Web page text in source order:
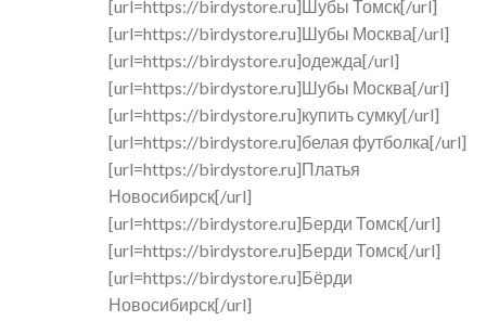
[url=https://birdystore.ru]Шубы Томск[/url]
[url=https://birdystore.ru]Шубы Москва[/url]
[url=https://birdystore.ru]одежда[/url]
[url=https://birdystore.ru]Шубы Москва[/url]
[url=https://birdystore.ru]купить сумку[/url]
[url=https://birdystore.ru]белая футболка[/url]
[url=https://birdystore.ru]Платья
Новосибирск[/url]
[url=https://birdystore.ru]Берди Томск[/url]
[url=https://birdystore.ru]Берди Томск[/url]
[url=https://birdystore.ru]Бёрди
Новосибирск[/url]